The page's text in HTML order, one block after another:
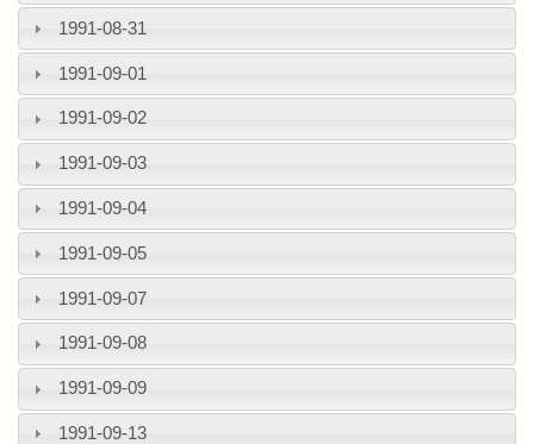
1991-08-31
1991-09-01
1991-09-02
1991-09-03
1991-09-04
1991-09-05
1991-09-07
1991-09-08
1991-09-09
1991-09-13